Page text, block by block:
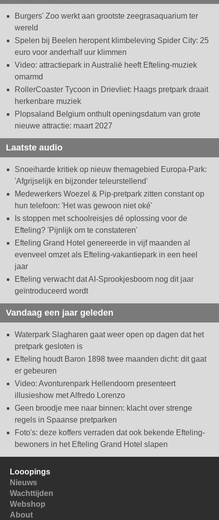
Burgers' Zoo werkt aan grootste zeegrasaquarium ter
wereld
Spelen bij Beelen heropent klimbeleving Spider City: 25
euro voor anderhalf uur klimmen
Video: attractiepark in Australië heeft Efteling-muziek
omarmd
RollerCoaster Tycoon in Drievliet: Haags pretpark draait
herkenbare muziek
Plopsaland Belgium onthult openingsdatum van grote
nieuwe attractie: maart 2027
Laatste audio
Snoeiharde kritiek op nieuw themagebied Europa-Park:
'Afgrijselijk en bijzonder teleurstellend'
Medewerkers Woezel & Pip-pretpark zitten constant op
hun telefoon: 'Het was gewoon niet oké'
Is stoppen met schoolreisjes dé oplossing voor de
Efteling? 'Pijnlijk om te constateren'
Efteling Grand Hotel genereerde in vijf maanden al
evenveel omzet als Efteling-vakantiepark in een heel
jaar
Efteling verwacht dat AI-Sprookjesboom nog dit jaar
geïntroduceerd wordt
Vandaag een jaar geleden
Waterpark Slagharen gaat weer open op dagen dat het
pretpark gesloten is
Efteling houdt Baron 1898 twee maanden dicht: dit gaat
er gebeuren
Video: Avonturenpark Hellendoorn presenteert
illusieshow met Alfredo Lorenzo
Geen broodje mee naar binnen: klacht over strenge
regels in Spaanse pretparken
Foto's: deze koffers verraden dat ook bekende Efteling-
bewoners in het Efteling Grand Hotel slapen
Looopings
Nieuws
Wachttijden
Webshop
About